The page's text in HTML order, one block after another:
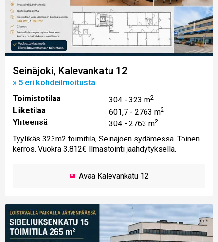
Seinäjoki, Kalevankatu 12
» 5 eri kohdeilmoitusta
Toimistotilaa
304 - 323 m2
Liiketilaa 601,7 - 2763 m2
Yhteensä 304 - 2763 m2
Tyylikäs 323m2 toimitila, Seinäjoen sydämessä. Toinen
kerros. Vuokra 3.812€ Ilmastointi jäähdytyksellä.
Avaa Kalevankatu 12